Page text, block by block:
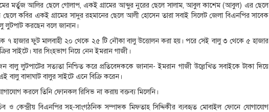
মর্তুজ আলির ছেলে গোলাপ, একই গ্রামের আব্দুর নুরের ছেলে সালাম, আবুল কাশেম (আবুল) এর ছেলে
কবির একই গ্রামের সাদুর রহমানের ছেলে আলী হোসেন তারা সবাই সিলেট জেলা বিএনপির সাবেক
লুটপাট করছেন বলে জানান।
৭ হাজার ফুট মালবাহী ২০ থেকে ২৫ টি নৌকা বালু উত্তোলন করা হয়। পরে সেই বালু ৩ থেকে ৫ হাজার
সাইটে। যার সিংহভাগ নিয়ে নেন ইমরান গাজী।
বালু লুটপাটের সত্যতা নিশ্চিত করে প্রতিবেদককে জানান- ইমরান গাজী উল্লেখিত সবাইকে টাকা দিয়ে
বাদাঘাট বালুর সাইটে এনে বিক্রি করেন।
করলে তিনি ফোনকল রিসিভ না করায় বক্তব্য মিলেনি।
ও কেন্দ্রীয় বিএনপির সহ-সাংগঠনিক সম্পাদক মিফতাহ সিদ্দিকীর ব্যবহৃত মোবাইল ফোনে যোগাযোগ